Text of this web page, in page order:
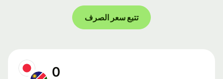
تتبع سعر الصرف